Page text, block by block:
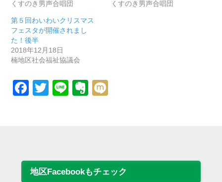
くすのき男声合唱団
くすのき男声合唱団
第５回わいわいクリスマス
フェスタが開催されまし
た！後半
2018年12月18日
楠地区社会福祉協議会
Facebook
Twitter
LineEvernote
地区Facebookもチェック